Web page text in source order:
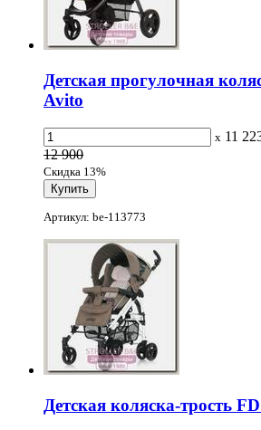
Детская прогулочная
Avito
x 11
12 900
Скидка 13%
Артикул: be-113773
Детская коляска-трость